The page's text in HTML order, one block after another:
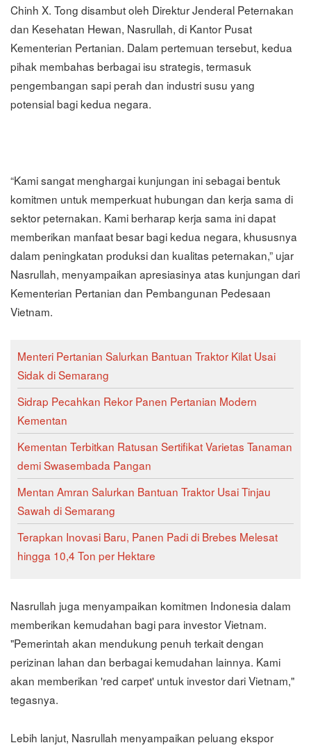
Chinh X. Tong disambut oleh Direktur Jenderal Peternakan
dan Kesehatan Hewan, Nasrullah, di Kantor Pusat
Kementerian Pertanian. Dalam pertemuan tersebut, kedua
pihak membahas berbagai isu strategis, termasuk
pengembangan sapi perah dan industri susu yang
potensial bagi kedua negara.
“Kami sangat menghargai kunjungan ini sebagai bentuk
komitmen untuk memperkuat hubungan dan kerja sama di
sektor peternakan. Kami berharap kerja sama ini dapat
memberikan manfaat besar bagi kedua negara, khususnya
dalam peningkatan produksi dan kualitas peternakan,” ujar
Nasrullah, menyampaikan apresiasinya atas kunjungan dari
Kementerian Pertanian dan Pembangunan Pedesaan
Vietnam.
Menteri Pertanian Salurkan Bantuan Traktor Kilat Usai
Sidak di Semarang
Sidrap Pecahkan Rekor Panen Pertanian Modern
Kementan
Kementan Terbitkan Ratusan Sertifikat Varietas Tanaman
demi Swasembada Pangan
Mentan Amran Salurkan Bantuan Traktor Usai Tinjau
Sawah di Semarang
Terapkan Inovasi Baru, Panen Padi di Brebes Melesat
hingga 10,4 Ton per Hektare
Nasrullah juga menyampaikan komitmen Indonesia dalam
memberikan kemudahan bagi para investor Vietnam.
"Pemerintah akan mendukung penuh terkait dengan
perizinan lahan dan berbagai kemudahan lainnya. Kami
akan memberikan 'red carpet' untuk investor dari Vietnam,"
tegasnya.
Lebih lanjut, Nasrullah menyampaikan peluang ekspor